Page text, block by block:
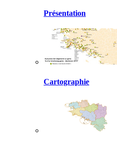
Présentation
Cartographie